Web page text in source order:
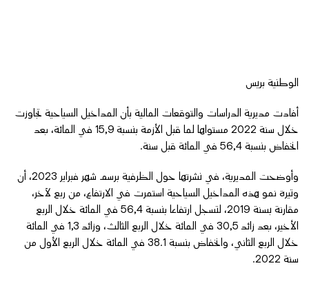
الوطنية بريس
أفادت مديرية الدراسات والتوقعات المالية بأن المداخيل السياحية تجاوزت
خلال سنة 2022 مستواها لما قبل الأزمة بنسبة 15,9 في المائة، بعد
انخفاض بنسبة 56,4 في المائة قبل سنة.
وأوضحت المديرية، في نشرتها حول الظرفية برسم شهر فبراير 2023، أن
وتيرة نمو هذه المداخيل السياحية استمرت في الارتفاع، من ربع لآخر،
مقارنة بسنة 2019، لتسجل ارتفاعا بنسبة 56,4 في المائة خلال الربع
الأخير، بعد زائد 30,5 في المائة خلال الربع الثالث، وزائد 1,3 في المائة
خلال الربع الثاني، وانخفاض بنسبة 38.1 في المائة خلال الربع الأول من
سنة 2022.